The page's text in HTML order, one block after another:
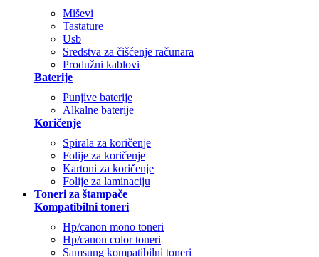
Miševi
Tastature
Usb
Sredstva za čišćenje računara
Produžni kablovi
Baterije
Punjive baterije
Alkalne baterije
Koričenje
Spirala za koričenje
Folije za koričenje
Kartoni za koričenje
Folije za laminaciju
Toneri za štampače
Kompatibilni toneri
Hp/canon mono toneri
Hp/canon color toneri
Samsung kompatibilni toneri